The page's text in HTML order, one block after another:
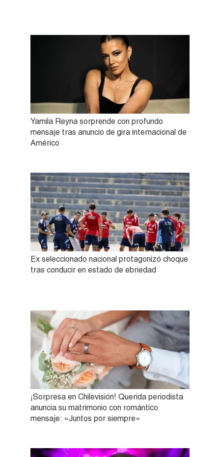
Yamila Reyna sorprende con profundo
mensaje tras anuncio de gira internacional de
Américo
Ex seleccionado nacional protagonizó choque
tras conducir en estado de ebriedad
¡Sorpresa en Chilevisión! Querida periodista
anuncia su matrimonio con romántico
mensaje: «Juntos por siempre»